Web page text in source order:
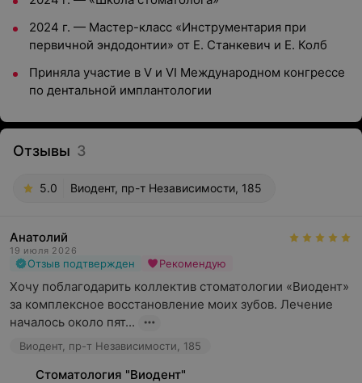
2024 г. — Мастер-класс «Инструментария при
первичной эндодонтии» от Е. Станкевич и Е. Колб
Приняла участие в V и VI Международном конгрессе
по дентальной имплантологии
Отзывы 3
5.0 Виодент, пр-т Независимости, 185
Анатолий
19 июля 2026
Отзыв подтвержден Рекомендую
Хочу поблагодарить коллектив стоматологии «Виодент»
за комплексное восстановление моих зубов. Лечение
началось около пят...
Виодент, пр-т Независимости, 185
Стоматология "Виодент"